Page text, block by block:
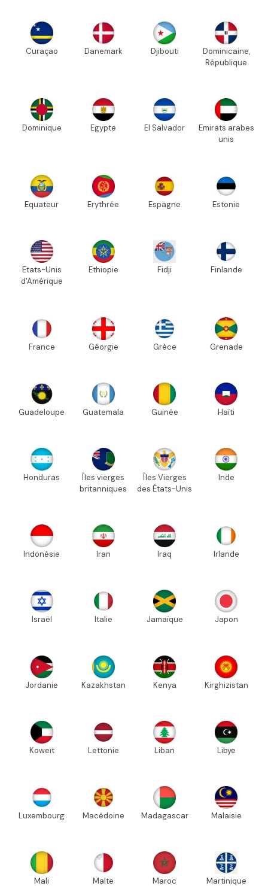
Curaçao Danemark Djibouti
Dominicaine,
République
Dominique Egypte El Salvador
Emirats arabes
unis
Equateur Erythrée Espagne Estonie
Etats-Unis
d'Amérique
Ethiopie Fidji Finlande
France Géorgie Grèce Grenade
Guadeloupe Guatemala Guinée Haïti
Honduras
Îles vierges
britanniques
Îles Vierges
des États-Unis
Inde
Indonésie Iran Iraq Irlande
Israël Italie Jamaïque Japon
Jordanie Kazakhstan Kenya Kirghizistan
Koweït Lettonie Liban Libye
Luxembourg Macédoine Madagascar Malaisie
Mali Malte Maroc Martinique